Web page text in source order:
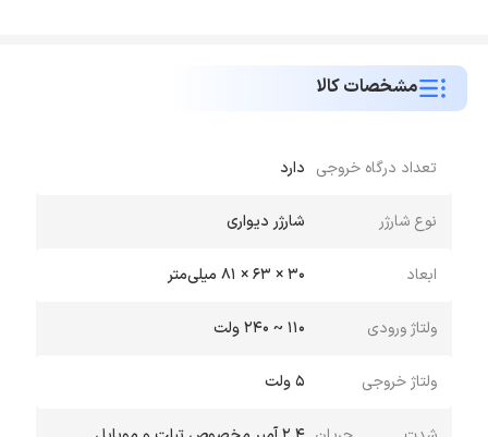
مشخصات کالا
تعداد درگاه خروجی دارد
نوع شارژر شارژر دیواری
ابعاد 30 × 63 × 81 میلی‌متر
ولتاژ ورودی 110 ~ 240 ولت
ولتاژ خروجی 5 ولت